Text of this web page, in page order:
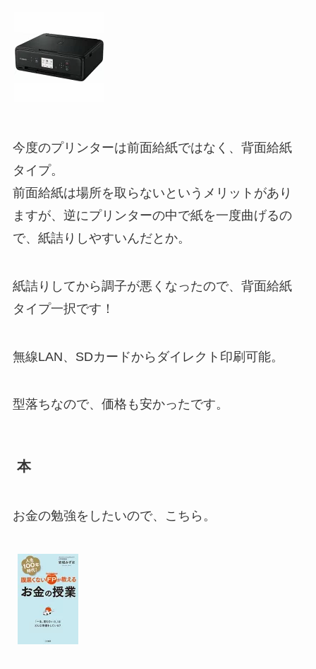
今度のプリンターは前面給紙ではなく、背面給紙
タイプ。
前面給紙は場所を取らないというメリットがあり
ますが、逆にプリンターの中で紙を一度曲げるの
で、紙詰りしやすいんだとか。
紙詰りしてから調子が悪くなったので、背面給紙
タイプ一択です！
無線LAN、SDカードからダイレクト印刷可能。
型落ちなので、価格も安かったです。
本
お金の勉強をしたいので、こちら。